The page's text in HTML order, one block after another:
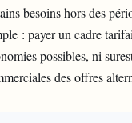
besoins hors des
: payer un cadre
possibles, ni
des offres